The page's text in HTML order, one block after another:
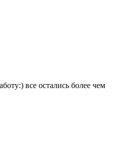
все остались более чем